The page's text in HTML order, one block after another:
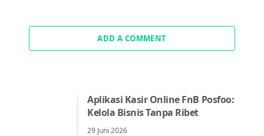
ADD A COMMENT
Aplikasi Kasir Online FnB Posfoo:
Kelola Bisnis Tanpa Ribet
29 Juni 2026